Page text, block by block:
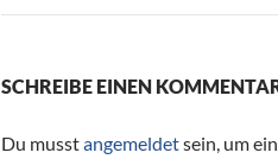
SCHREIBE EINEN
Du musstangemeldetsein, um